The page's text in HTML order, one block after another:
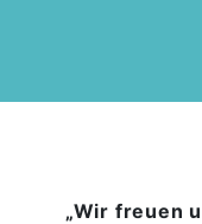
Wir freuen